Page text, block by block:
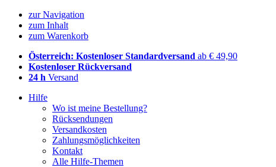
zur Navigation
zum Inhalt
zum Warenkorb
Österreich: Kostenloser Standardversand ab € 49,90
Kostenloser Rückversand
24 h Versand
Hilfe
Wo ist meine Bestellung?
Rücksendungen
Versandkosten
Zahlungsmöglichkeiten
Kontakt
Alle Hilfe-Themen